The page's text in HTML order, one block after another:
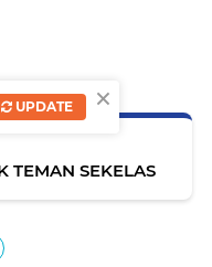
TEMAN SEKELAS
×
UPDATE